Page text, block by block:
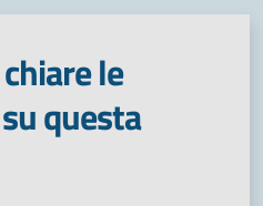
le
questa